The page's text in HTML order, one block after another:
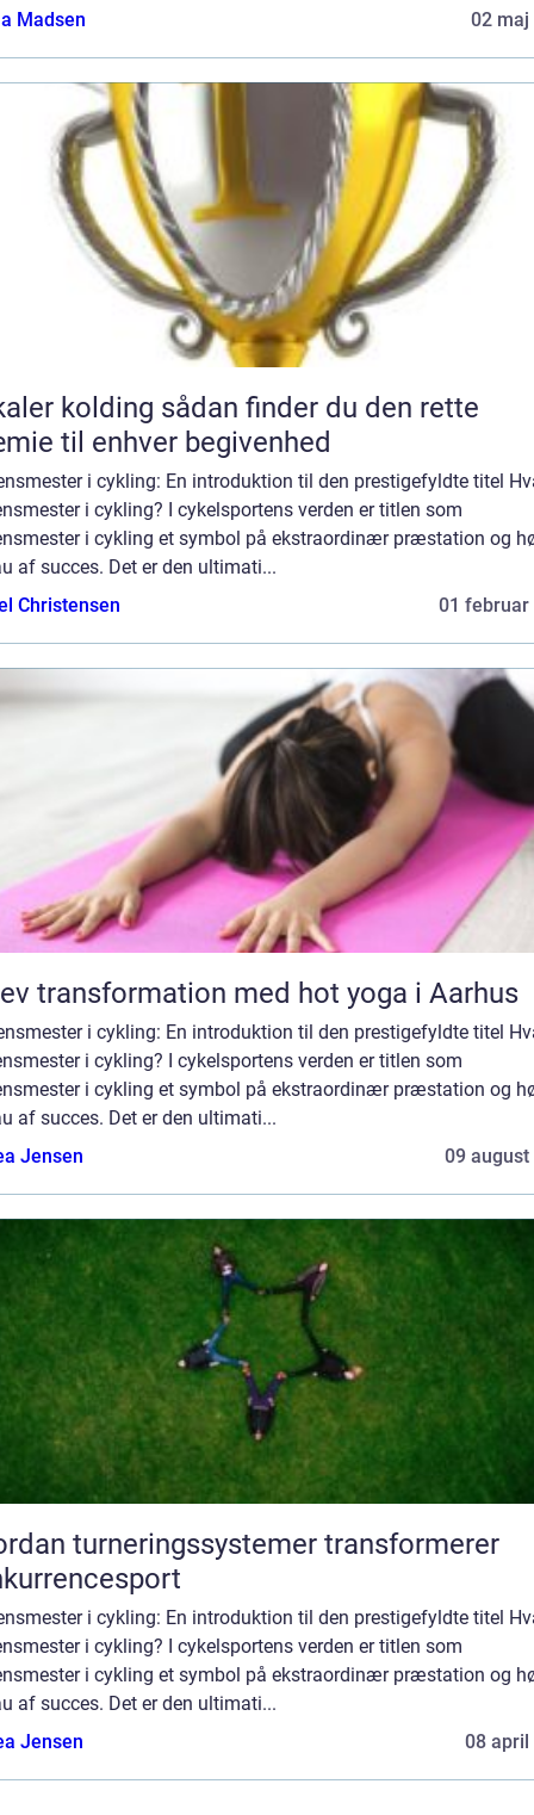
Madsen
02 maj
sådan finder du den rette
til enhver begivenhed
i cykling: En introduktion til den prestigefyldte titel
i cykling? I cykelsportens verden er titlen som
i cykling et symbol på ekstraordinær præstation og
af succes. Det er den ultimati...
Christensen
01 februar
transformation med hot yoga i Aarhus
i cykling: En introduktion til den prestigefyldte titel
i cykling? I cykelsportens verden er titlen som
i cykling et symbol på ekstraordinær præstation og
af succes. Det er den ultimati...
Jensen
09 august
turneringssystemer transformerer
i cykling: En introduktion til den prestigefyldte titel
i cykling? I cykelsportens verden er titlen som
i cykling et symbol på ekstraordinær præstation og
af succes. Det er den ultimati...
Jensen
08 april